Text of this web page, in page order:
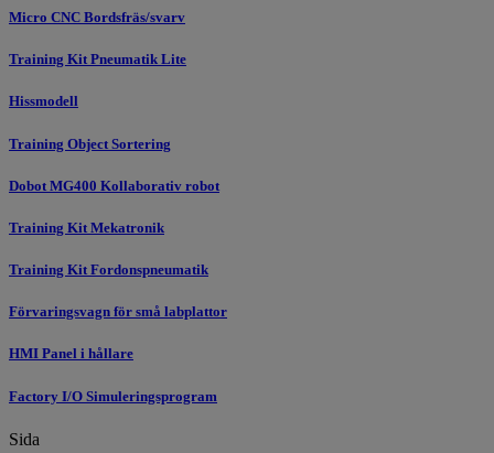
Micro CNC Bordsfräs/svarv
Training Kit Pneumatik Lite
Hissmodell
Training Object Sortering
Dobot MG400 Kollaborativ robot
Training Kit Mekatronik
Training Kit Fordonspneumatik
Förvaringsvagn för små labplattor
HMI Panel i hållare
Factory I/O Simuleringsprogram
Sida